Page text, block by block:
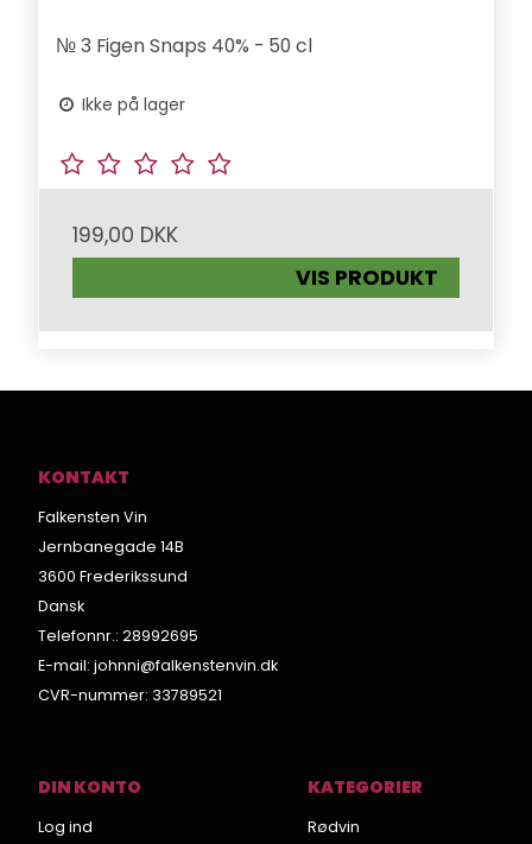
№ 3 Figen Snaps 40% - 50 cl
Ikke på lager
199,00 DKK
VIS PRODUKT
KONTAKT
Falkensten Vin
Jernbanegade 14B
3600 Frederikssund
Dansk
Telefonnr.: 28992695
E-mail: johnni@falkenstenvin.dk
CVR-nummer: 33789521
DIN KONTO
Log ind
KATEGORIER
Rødvin